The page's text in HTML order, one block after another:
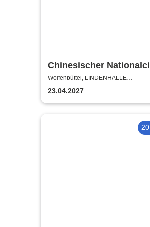
Chinesischer
ZENsation - Chinas
Grossmeister der
Wolfenbüttel, LINDENHALLE
WOLFENBÜTTEL
23.04.2027